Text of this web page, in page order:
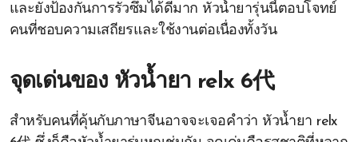
และยังป้องกันการรั่วซึมได้ดีมาก หัวน้ำยารุ่นนี้ตอบโจทย์
คนที่ชอบความเสถียรและใช้งานต่อเนื่องทั้งวัน
จุดเด่นของ หัวน้ำยา relx 6代
สำหรับคนที่คุ้นกับภาษาจีนอาจจะเจอคำว่า หัวน้ำยา relx